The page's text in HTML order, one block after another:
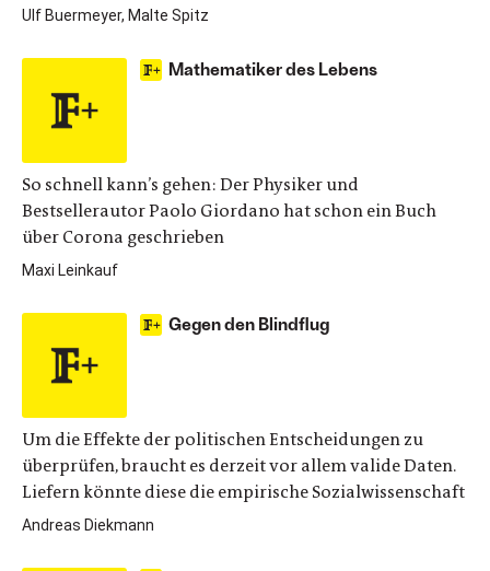
Ulf Buermeyer, Malte Spitz
Mathematiker des Lebens
So schnell kann’s gehen: Der Physiker und
Bestsellerautor Paolo Giordano hat schon ein Buch
über Corona geschrieben
Maxi Leinkauf
Gegen den Blindflug
Um die Effekte der politischen Entscheidungen zu
überprüfen, braucht es derzeit vor allem valide Daten.
Liefern könnte diese die empirische Sozialwissenschaft
Andreas Diekmann